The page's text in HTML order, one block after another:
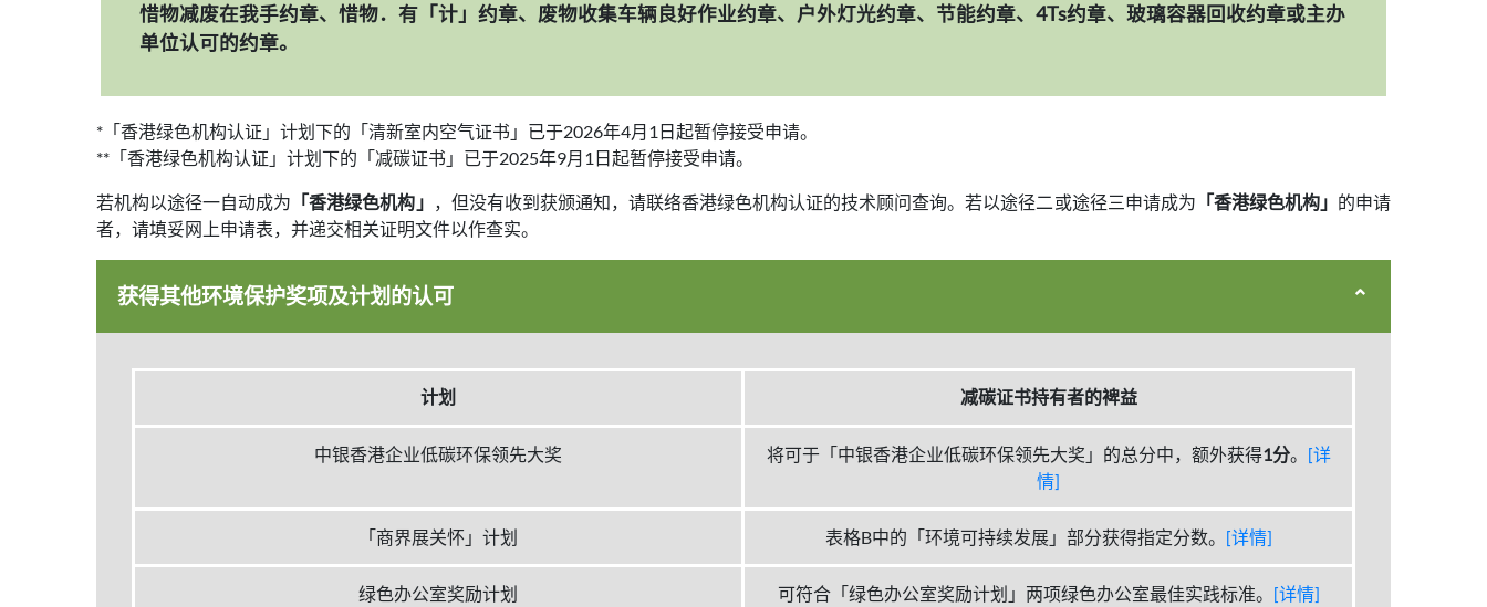
惜物减废在我手约章、惜物．有「计」约章、废物收集车辆良好作业约章、户外灯光约章、节能约章、4Ts约章、玻璃容器回收约章或主办
单位认可的约章。
*「香港绿色机构认证」计划下的「清新室内空气证书」已于2026年4月1日起暂停接受申请。
**「香港绿色机构认证」计划下的「减碳证书」已于2025年9月1日起暂停接受申请。
若机构以途径一自动成为 「香港绿色机构」 ，但没有收到获颁通知，请联络香港绿色机构认证的技术顾问查询。若以途径二或途径三申请成为 「香港绿色机构」 的申请
者，请填妥网上申请表，并递交相关证明文件以作查实。
获得其他环境保护奖项及计划的认可
计划 减碳证书持有者的裨益
中银香港企业低碳环保领先大奖 将可于「中银香港企业低碳环保领先大奖」的总分中，额外获得1分。 [详
情]
「商界展关怀」计划 表格B中的「环境可持续发展」部分获得指定分数。 [详情]
绿色办公室奖励计划 可符合「绿色办公室奖励计划」两项绿色办公室最佳实践标准。 [详情]